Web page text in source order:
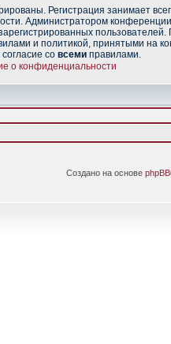
Регистрация занимает
Администратором
и политикой, принятыми на
со всеми правилами.
о конфиденциальности
Создано на основе phpBB